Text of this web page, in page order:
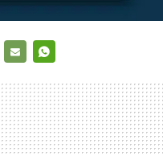
MAIL